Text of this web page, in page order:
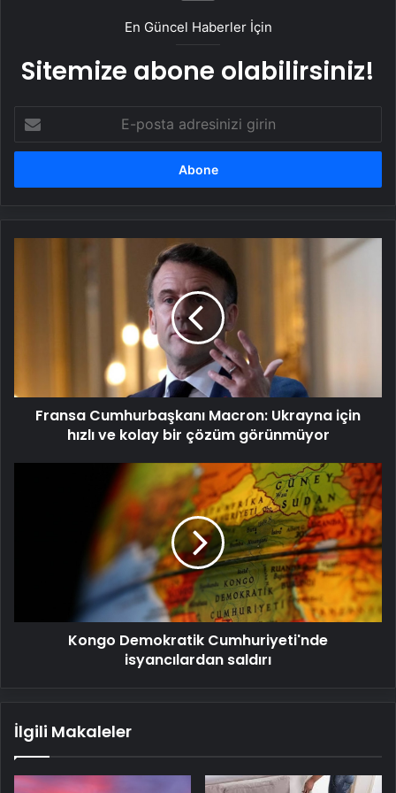
En Güncel Haberler İçin
Sitemize abone olabilirsiniz!
posta
adresinizi
bir
çözüm
görünmüyor
Fransa Cumhurbaşkanı Macron: Ukrayna için
hızlı ve kolay bir çözüm görünmüyor
Kongo Demokratik Cumhuriyeti'nde
isyancılardan saldırı
İlgili Makaleler